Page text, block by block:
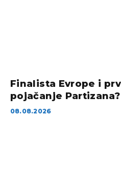
Finalista Evrope i
pojačanje Partizana?
08.08.2026